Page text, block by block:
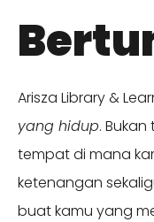
Arisza Library &
yang hidup.
tempat di mana
ketenangan
buat kamu yang